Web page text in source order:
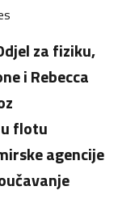
za fiziku,
i Rebecca
flotu
agencije